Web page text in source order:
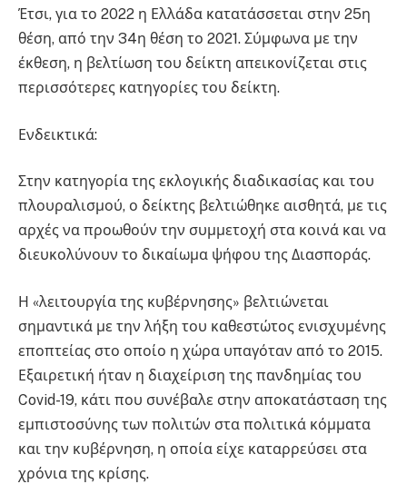
Έτσι, για το 2022 η Ελλάδα κατατάσσεται στην 25η
θέση, από την 34η θέση το 2021. Σύμφωνα με την
έκθεση, η βελτίωση του δείκτη απεικονίζεται στις
περισσότερες κατηγορίες του δείκτη.
Ενδεικτικά:
Στην κατηγορία της εκλογικής διαδικασίας και του
πλουραλισμού, ο δείκτης βελτιώθηκε αισθητά, με τις
αρχές να προωθούν την συμμετοχή στα κοινά και να
διευκολύνουν το δικαίωμα ψήφου της Διασποράς.
Η «λειτουργία της κυβέρνησης» βελτιώνεται
σημαντικά με την λήξη του καθεστώτος ενισχυμένης
εποπτείας στο οποίο η χώρα υπαγόταν από το 2015.
Εξαιρετική ήταν η διαχείριση της πανδημίας του
Covid-19, κάτι που συνέβαλε στην αποκατάσταση της
εμπιστοσύνης των πολιτών στα πολιτικά κόμματα
και την κυβέρνηση, η οποία είχε καταρρεύσει στα
χρόνια της κρίσης.